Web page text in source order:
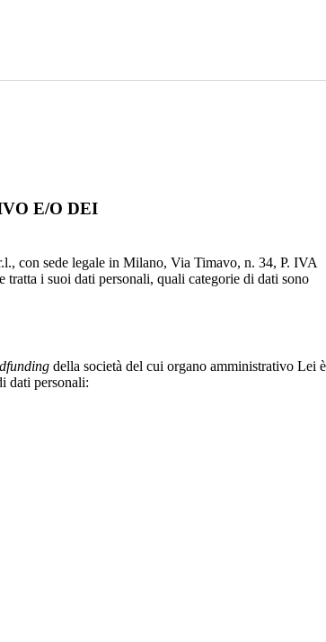
E/O DEI
con sede legale in Milano, Via Timavo, n. 34, P. IVA
i suoi dati personali, quali categorie di dati sono
della società del cui organo amministrativo Lei è
dati personali: